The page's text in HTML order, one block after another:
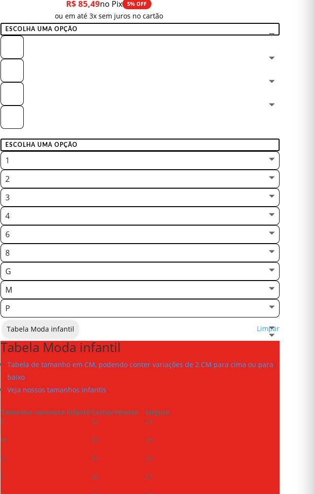
R$ 85,49no Pix 5% OFF
ou em até 3x sem juros no cartão
1
2
3
4
6
8
G
M
P
Limpar
Tabela Moda infantil
Tabela Moda infantil
Tabela de tamanho em CM, podendo conter variações de 2 CM para cima ou para
baixo
Veja nossos tamanhos infantis
Tamanho camiseta infantil Comprimento
largura
P
32
24
M
33
25
G
34
26
1
36
27